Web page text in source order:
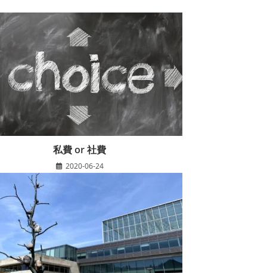
私費 or 社費
2020-06-24